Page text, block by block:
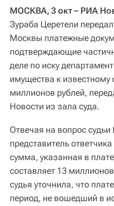
МОСКВА, 3 окт – РИА
Зураба Церетели
Москвы платежные
подтверждающие
деле по иску
имущества к известному
миллионов рублей,
Новости из зала суда.
Отвечая на вопрос
представитель
сумма, указанная в
составляет 13
судья уточнила, что
период, не вошедший в